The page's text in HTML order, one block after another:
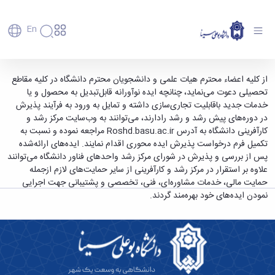
En
دانشگاه
تاریخچه
و
معرفی
برنامه
راهبردی
دانشگاه
نقشه
دانشگاه
ساختار
سازمانی
سازمان
آموزش
پذیرش
کارشناسی
تحصیلات
تکمیلی
پسا
دکترا
استعدادهای
درخشان
دانشجویان
غیرایرانی
مهمانی
پژوهش
فناوری و
کارآفرینی
دفتر
ارتباط
با
صنعت
پردیس
علم
و
دانشکده‌ها
پردیس
اصلی
مهندسی
کشاورزی
شیمی
و
علوم
نفت
انسانی
رفاهی
رفاهی
پرسنل
اداره
رفاه
کارکنان
مهمانسرای
دانشگاه
دانشجویان
دانشجویان
اعضای
هیأت
علمی
کارکنان
دانشجویان
فارغ
التحصیلان
دعوت از کلیه اعضاء محترم هیات علمی و
دانشجویان محترم دانشگاه در کلیه مقاطع
تحصیلی جهت ارائه ایده - دانشگاه بوعلی سینا
همدان
از کلیه اعضاء محترم هیات علمی و دانشجویان محترم دانشگاه در کلیه مقاطع
تحصیلی دعوت می‌نماید، چنانچه ایده نوآورانه قابل‌تبدیل به محصول و یا
خدمات جدید باقابلیت تجاری‌سازی داشته و تمایل به ورود به فرآیند پذیرش
در دوره‌های پیش رشد و رشد رادارند، می‌توانند به وب‌سایت مرکز رشد و
کارآفرینی دانشگاه به آدرس Roshd.basu.ac.ir مراجعه نموده و نسبت به
تکمیل فرم درخواست پذیرش ایده محوری اقدام نمایند. ایده‌های ارائه‌شده
پس از بررسی و پذیرش در شورای مرکز رشد واحدهای فناور دانشگاه می‌توانند
علاوه بر استقرار در مرکز رشد و کارآفرینی از سایر حمایت‌های لازم ازجمله
حمایت مالی، خدمات مشاوره‌ای، فنی، تخصصی و پشتیبانی جهت اجرایی
نمودن ایده‌های خود بهره‌مند گردند.